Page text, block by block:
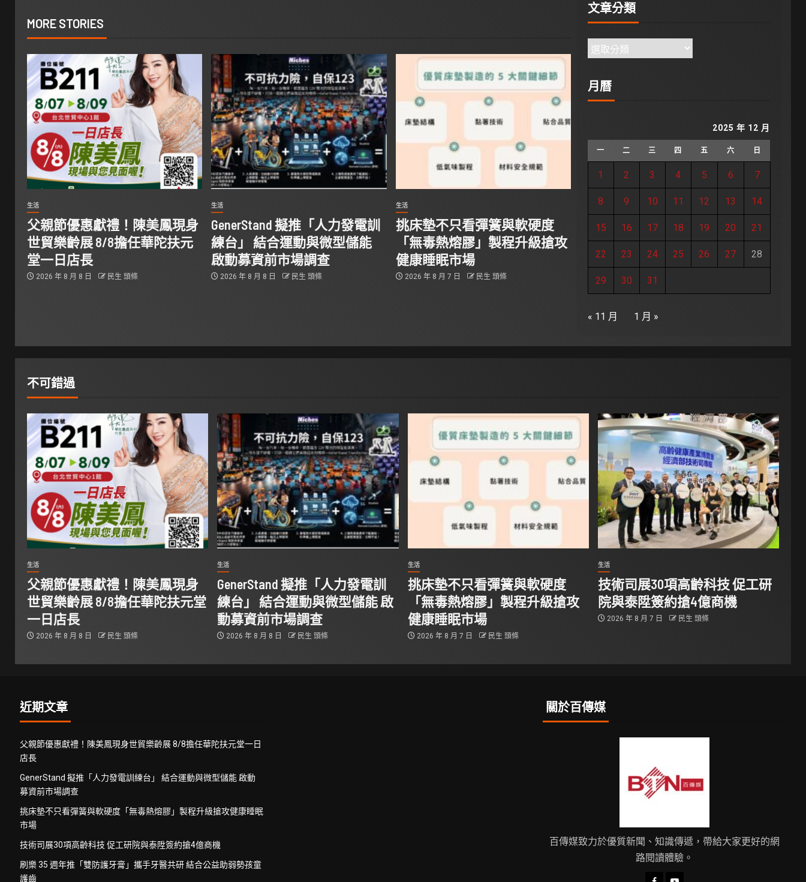
MORE STORIES
生活
父親節優惠獻禮！陳美鳳現身
世貿樂齡展 8/8擔任華陀扶元
堂一日店長
2026 年 8 月 8 日 民生 頭條
生活
GenerStand 擬推「人力發電訓
練台」 結合運動與微型儲能
啟動募資前市場調查
2026 年 8 月 8 日 民生 頭條
生活
挑床墊不只看彈簧與軟硬度
「無毒熱熔膠」製程升級搶攻
健康睡眠市場
2026 年 8 月 7 日 民生 頭條
文章分類
月曆
2025 年 12 月
一 二 三 四 五 六 日
1 2 3 4 5 6 7
8 9 10 11 12 13 14
15 16 17 18 19 20 21
22 23 24 25 26 27 28
29 30 31
« 11 月 1 月 »
不可錯過
生活
父親節優惠獻禮！陳美鳳現身
世貿樂齡展 8/8擔任華陀扶元堂
一日店長
2026 年 8 月 8 日 民生 頭條
生活
GenerStand 擬推「人力發電訓
練台」 結合運動與微型儲能 啟
動募資前市場調查
2026 年 8 月 8 日 民生 頭條
生活
挑床墊不只看彈簧與軟硬度
「無毒熱熔膠」製程升級搶攻
健康睡眠市場
2026 年 8 月 7 日 民生 頭條
生活
技術司展30項高齡科技 促工研
院與泰陞簽約搶4億商機
2026 年 8 月 7 日 民生 頭條
近期文章
父親節優惠獻禮！陳美鳳現身世貿樂齡展 8/8擔任華陀扶元堂一日
店長
GenerStand 擬推「人力發電訓練台」 結合運動與微型儲能 啟動
募資前市場調查
挑床墊不只看彈簧與軟硬度「無毒熱熔膠」製程升級搶攻健康睡眠
市場
技術司展30項高齡科技 促工研院與泰陞簽約搶4億商機
刷樂 35 週年推「雙防護牙膏」攜手牙醫共研 結合公益助弱勢孩童
護齒
關於百傳媒
百傳媒致力於優質新聞、知識傳遞，帶給大家更好的網
路閱讀體驗。